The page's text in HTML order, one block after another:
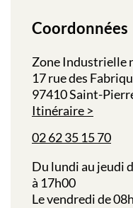
Coordonnées
Zone Industrielle
17 rue des
97410 Saint-
Itinéraire
02 62 35 15 70
Du lundi au jeudi
à 17h00
Le vendredi de